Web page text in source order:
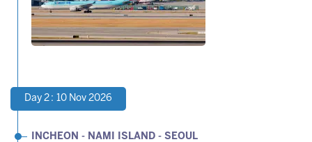
Day 2 : 10 Nov 2026
INCHEON - NAMI ISLAND - SEOUL